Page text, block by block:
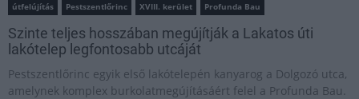
útfelújítás Pestszentlőrinc XVIII. kerület Profunda Bau
Szinte teljes hosszában megújítják a Lakatos úti
lakótelep legfontosabb utcáját
Pestszentlőrinc egyik első lakótelepén kanyarog a Dolgozó utca,
amelynek komplex burkolatmegújításáért felel a Profunda Bau.